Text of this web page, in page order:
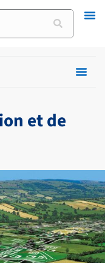
et de